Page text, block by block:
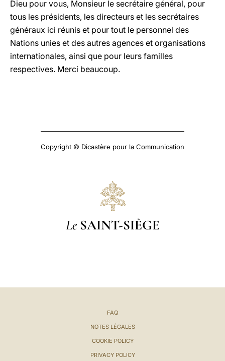
Dieu pour vous, Monsieur le secrétaire général, pour
tous les présidents, les directeurs et les secrétaires
généraux ici réunis et pour tout le personnel des
Nations unies et des autres agences et organisations
internationales, ainsi que pour leurs familles
respectives. Merci beaucoup.
Copyright © Dicastère pour la Communication
Le SAINT-SIÈGE
FAQ
NOTES LÉGALES
COOKIE POLICY
PRIVACY POLICY